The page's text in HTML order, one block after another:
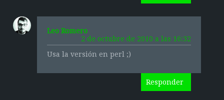
Leo Romero
2 de octubre de 2010 a las 16:32
Usa la versión en perl ;)
Responder